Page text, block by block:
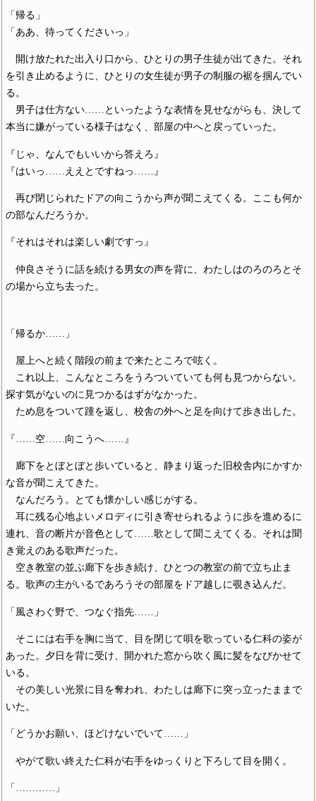
「帰る」
「ああ、待ってくださいっ」
開け放たれた出入り口から、ひとりの男子生徒が出てきた。それ
を引き止めるように、ひとりの女生徒が男子の制服の裾を掴んでい
る。
男子は仕方ない……といったような表情を見せながらも、決して
本当に嫌がっている様子はなく、部屋の中へと戻っていった。
『じゃ、なんでもいいから答えろ』
『はいっ……ええとですねっ……』
再び閉じられたドアの向こうから声が聞こえてくる。ここも何か
の部なんだろうか。
『それはそれは楽しい劇ですっ』
仲良さそうに話を続ける男女の声を背に、わたしはのろのろとそ
の場から立ち去った。
「帰るか……」
屋上へと続く階段の前まで来たところで呟く。
これ以上、こんなところをうろついていても何も見つからない。
探す気がないのに見つかるはずがなかった。
ため息をついて踵を返し、校舎の外へと足を向けて歩き出した。
『……空……向こうへ……』
廊下をとぼとぼと歩いていると、静まり返った旧校舎内にかすか
な音が聞こえてきた。
なんだろう。とても懐かしい感じがする。
耳に残る心地よいメロディに引き寄せられるように歩を進めるに
連れ、音の断片が音色として……歌として聞こえてくる。それは聞
き覚えのある歌声だった。
空き教室の並ぶ廊下を歩き続け、ひとつの教室の前で立ち止ま
る。歌声の主がいるであろうその部屋をドア越しに覗き込んだ。
「風さわぐ野で、つなぐ指先……」
そこには右手を胸に当て、目を閉じて唄を歌っている仁科の姿が
あった。夕日を背に受け、開かれた窓から吹く風に髪をなびかせて
いる。
その美しい光景に目を奪われ、わたしは廊下に突っ立ったままで
いた。
「どうかお願い、ほどけないでいて……」
やがて歌い終えた仁科が右手をゆっくりと下ろして目を開く。
「…………」